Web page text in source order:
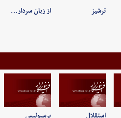
ترشیز
از زبان سردار…